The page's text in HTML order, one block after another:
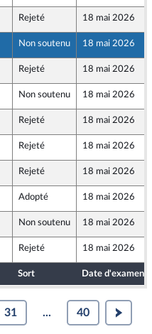
Populaire
Rejeté 18 mai 2026
Non soutenu 18 mai 2026
Rejeté 18 mai 2026
Non soutenu 18 mai 2026
Rejeté 18 mai 2026
Rejeté 18 mai 2026
Populaire
Rejeté 18 mai 2026
Adopté 18 mai 2026
Non soutenu 18 mai 2026
Rejeté 18 mai 2026
Sort Date d'examen
31 ... 40